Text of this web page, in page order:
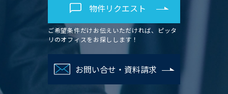
物件リクエスト
ご希望条件だけお伝えいただければ、ピッタ
リのオフィスをお探しします！
お問い合せ・資料請求